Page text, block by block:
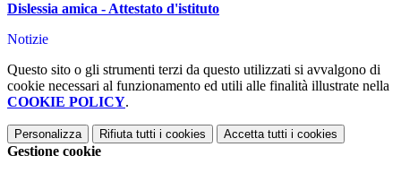
Dislessia amica - Attestato d'istituto
Notizie
Questo sito o gli strumenti terzi da questo utilizzati si avvalgono di
cookie necessari al funzionamento ed utili alle finalità illustrate nella
COOKIE POLICY.
Personalizza Rifiuta tutti i cookies Accetta tutti i cookies
Gestione cookie